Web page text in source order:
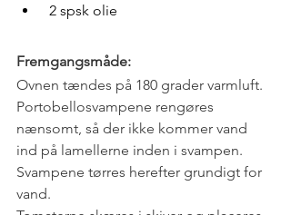
2 spsk olie
Fremgangsmåde:
Ovnen tændes på 180 grader varmluft.
Portobellosvampene rengøres
nænsomt, så der ikke kommer vand
ind på lamellerne inden i svampen.
Svampene tørres herefter grundigt for
vand.